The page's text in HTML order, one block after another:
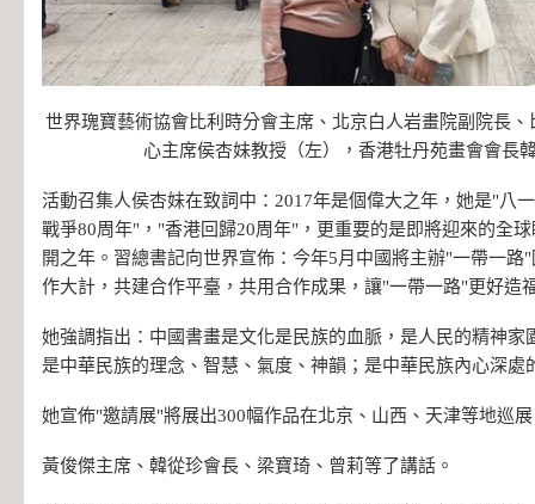
世界瑰寶藝術協會比利時分會主席、北京白人岩畫院副院長
心主席侯杏妹教授（左），香港牡丹苑畫會會長
活動召集人侯杏妹在致詞中：2017年是個偉大之年，她是"八
戰爭80周年"，"香港回歸20周年"，更重要的是即將迎來的全
開之年。習總書記向世界宣佈：今年5月中國將主辦"一帶一路
作大計，共建合作平臺，共用合作成果，讓"一帶一路"更好造
她強調指出：中國書畫是文化是民族的血脈，是人民的精神家
是中華民族的理念、智慧、氣度、神韻；是中華民族內心深處
她宣佈"邀請展"將展出300幅作品在北京、山西、天津等地巡
黃俊傑主席、韓從珍會長、梁寶琦、曾莉等了講話。